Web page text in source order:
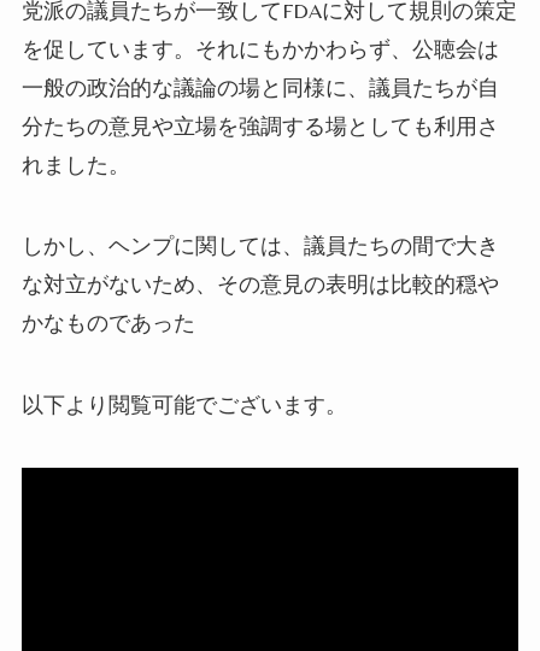
党派の議員たちが一致してFDAに対して規則の策定
を促しています。それにもかかわらず、公聴会は
一般の政治的な議論の場と同様に、議員たちが自
分たちの意見や立場を強調する場としても利用さ
れました。
しかし、ヘンプに関しては、議員たちの間で大き
な対立がないため、その意見の表明は比較的穏や
かなものであった
以下より閲覧可能でございます。